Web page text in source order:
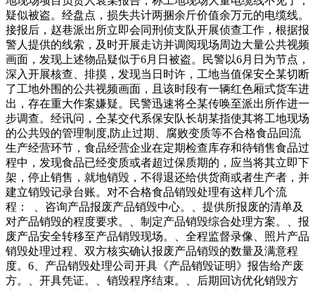
疑似被盗。经盘点，损失共计两捆余斤价值余万元的电缆线。
接报后，赵巷派出所立即会同刑侦支队开展侦查工作，根据报
警人提供的线索，及时开展走访并调阅现场周边大量公共视频
画面，发现上述物品疑似于6月日被盗。民警以6月日为节点，
深入开展核查、排摸，发现当日时许，工地当值保安仝某切断
了工地外围的公共视频画面，且该时段有一辆红色厢式货车进
出，存在重大作案嫌疑。民警迅速将仝某传唤至派出所作进一
步调查。经讯问，仝某交代系保安队长胡某指使其将工地现场
的公共毁的管理制度,防止过期、腐败变质等不合格食品回流
生产经营环节，食品经营企业在定期检查库存和待销售食品过
程中，发现食品已经变质或者超过保质期的，应当将其立即下
架，停止销售，就地销毁，不得退还给供货商或者生产者，并
建立销毁记录台账。对不合格食品销毁处理有这样几个流
程： 、咨询产品报废产品销毁中心。、提供所报废的清单及
对产品销毁的程度要求。、制定产品销毁综合处理方案。、报
废产品安全转移至产品销毁现场。、全程监督录像、照片产品
销毁处理过程、双方核实确认报废产品销毁的数量及满意程
度。6、产品销毁处理公司开具《产品销毁证明》报告给产废
方。、开具凭证。、销毁程序结束。、后期回访优化销毁方